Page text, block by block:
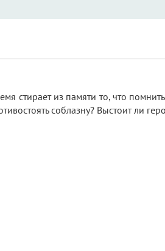
стирает из памяти то, что
соблазну? Выстоит ли